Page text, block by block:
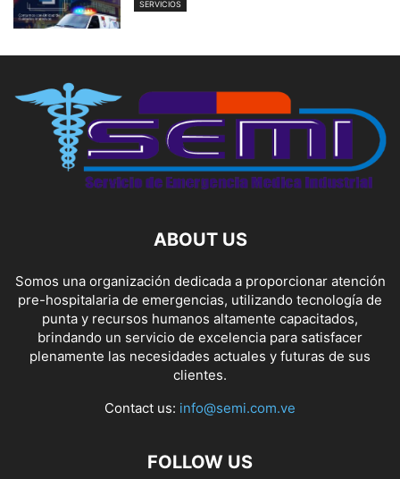
SERVICIOS
ABOUT US
Somos una organización dedicada a proporcionar atención
pre-hospitalaria de emergencias, utilizando tecnología de
punta y recursos humanos altamente capacitados,
brindando un servicio de excelencia para satisfacer
plenamente las necesidades actuales y futuras de sus
clientes.
Contact us: info@semi.com.ve
FOLLOW US